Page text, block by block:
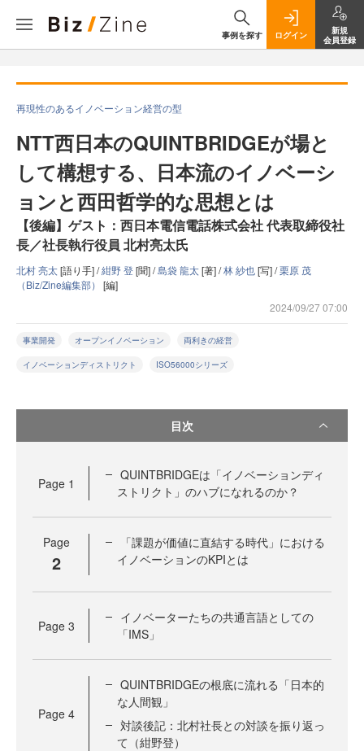
事例を探す ログイン
新規
会員登録
再現性のあるイノベーション経営の型
NTT西日本のQUINTBRIDGEが場と
して構想する、日本流のイノベーシ
ョンと西田哲学的な思想とは
【後編】ゲスト：西日本電信電話株式会社 代表取締役社
長／社長執行役員 北村亮太氏
北村 亮太[語り手] /紺野 登[聞] /島袋 龍太[著] /林 紗也[写] /栗原 茂
（Biz/Zine編集部） [編]
2024/09/27 07:00
事業開発 オープンイノベーション 両利きの経営
イノベーションディストリクト ISO56000シリーズ
目次
Page 1
QUINTBRIDGEは「イノベーションディ
ストリクト」のハブになれるのか？
Page
2
「課題が価値に直結する時代」における
イノベーションのKPIとは
Page 3
イノベーターたちの共通言語としての
「IMS」
Page 4
QUINTBRIDGEの根底に流れる「日本的
な人間観」
対談後記：北村社長との対談を振り返っ
て（紺野登）